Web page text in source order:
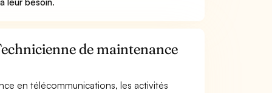
de maintenance
en télécommunications, les activités